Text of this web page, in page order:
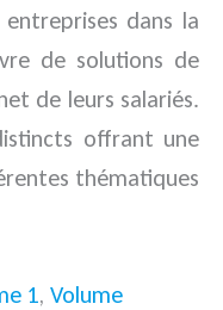
dans la
de solutions de
de leurs salariés.
offrant une
thématiques
1, Volume